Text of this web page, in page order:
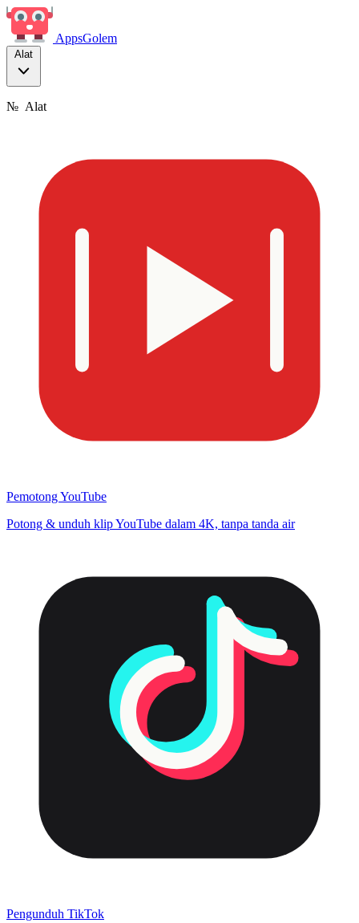
AppsGolem
Alat
№ Alat
Pemotong YouTube
Potong & unduh klip YouTube dalam 4K, tanpa tanda air
Pengunduh TikTok